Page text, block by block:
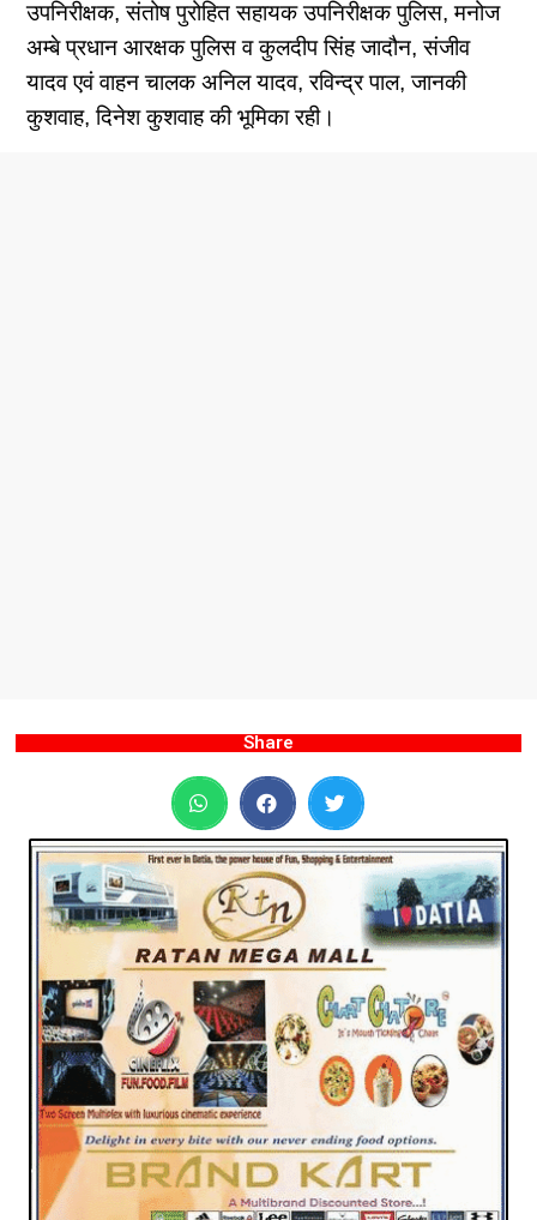
उपनिरीक्षक, संतोष पुरोहित सहायक उपनिरीक्षक पुलिस, मनोज
अम्बे प्रधान आरक्षक पुलिस व कुलदीप सिंह जादौन, संजीव
यादव एवं वाहन चालक अनिल यादव, रविन्द्र पाल, जानकी
कुशवाह, दिनेश कुशवाह की भूमिका रही।
Share